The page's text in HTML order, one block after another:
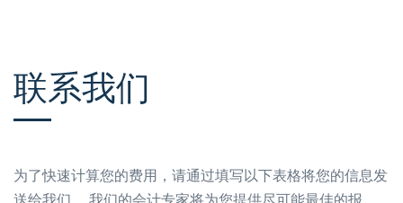
联系我们
为了快速计算您的费用，请通过填写以下表格将您的信息发